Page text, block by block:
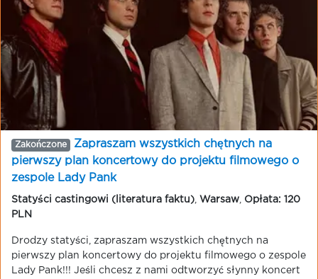
Zakończone
Zapraszam wszystkich chętnych na
pierwszy plan koncertowy do projektu filmowego o
zespole Lady Pank
Statyści castingowi (literatura faktu) Warsaw
Opłata: 120
PLN
Drodzy statyści, zapraszam wszystkich chętnych na
pierwszy plan koncertowy do projektu filmowego o zespole
Lady Pank!!! Jeśli chcesz z nami odtworzyć słynny koncert